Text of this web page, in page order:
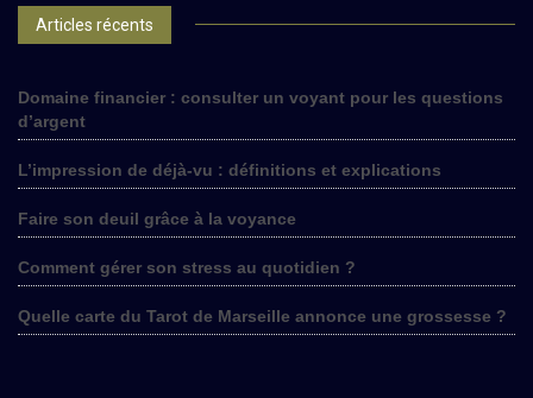
Articles récents
Domaine financier : consulter un voyant pour les questions
d’argent
L’impression de déjà-vu : définitions et explications
Faire son deuil grâce à la voyance
Comment gérer son stress au quotidien ?
Quelle carte du Tarot de Marseille annonce une grossesse ?